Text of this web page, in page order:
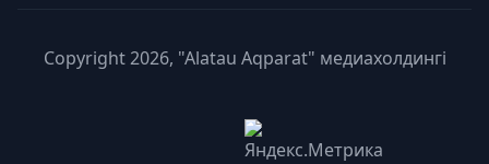
Copyright 2026, "Alatau Aqparat" медиахолдингі